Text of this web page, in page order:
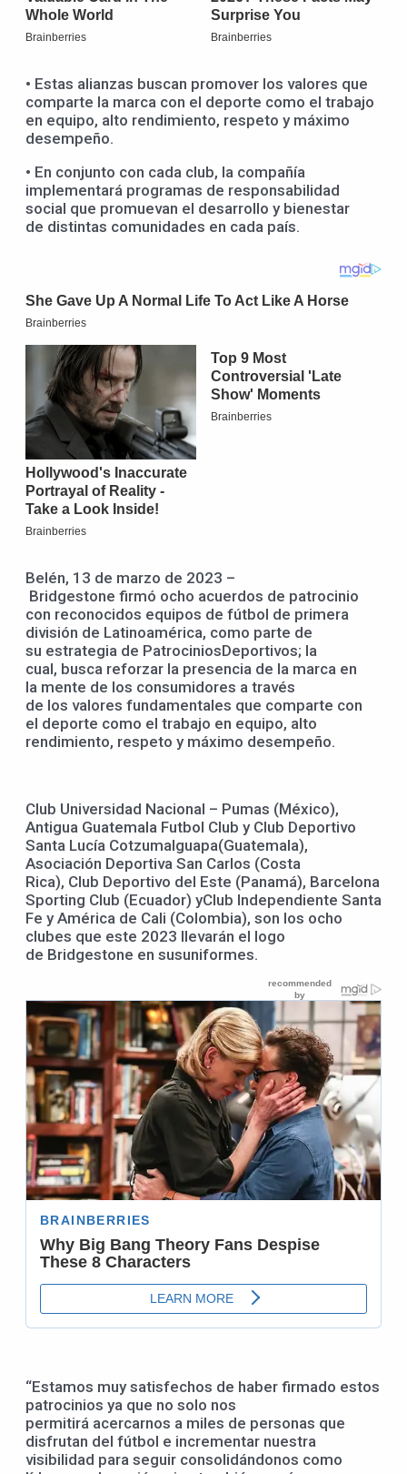
• Estas alianzas buscan promover los valores que
comparte la marca con el deporte como el trabajo
en equipo, alto rendimiento, respeto y máximo
desempeño.
• En conjunto con cada club, la compañía
implementará programas de responsabilidad
social que promuevan el desarrollo y bienestar
de distintas comunidades en cada país.
Belén, 13 de marzo de 2023 –
Bridgestone firmó ocho acuerdos de patrocinio
con reconocidos equipos de fútbol de primera
división de Latinoamérica, como parte de
su estrategia de PatrociniosDeportivos; la
cual, busca reforzar la presencia de la marca en
la mente de los consumidores a través
de los valores fundamentales que comparte con
el deporte como el trabajo en equipo, alto
rendimiento, respeto y máximo desempeño.
Club Universidad Nacional – Pumas (México),
Antigua Guatemala Futbol Club y Club Deportivo
Santa Lucía Cotzumalguapa(Guatemala),
Asociación Deportiva San Carlos (Costa
Rica), Club Deportivo del Este (Panamá), Barcelona
Sporting Club (Ecuador) yClub Independiente Santa
Fe y América de Cali (Colombia), son los ocho
clubes que este 2023 llevarán el logo
de Bridgestone en susuniformes.
“Estamos muy satisfechos de haber firmado estos
patrocinios ya que no solo nos
permitirá acercarnos a miles de personas que
disfrutan del fútbol e incrementar nuestra
visibilidad para seguir consolidándonos como